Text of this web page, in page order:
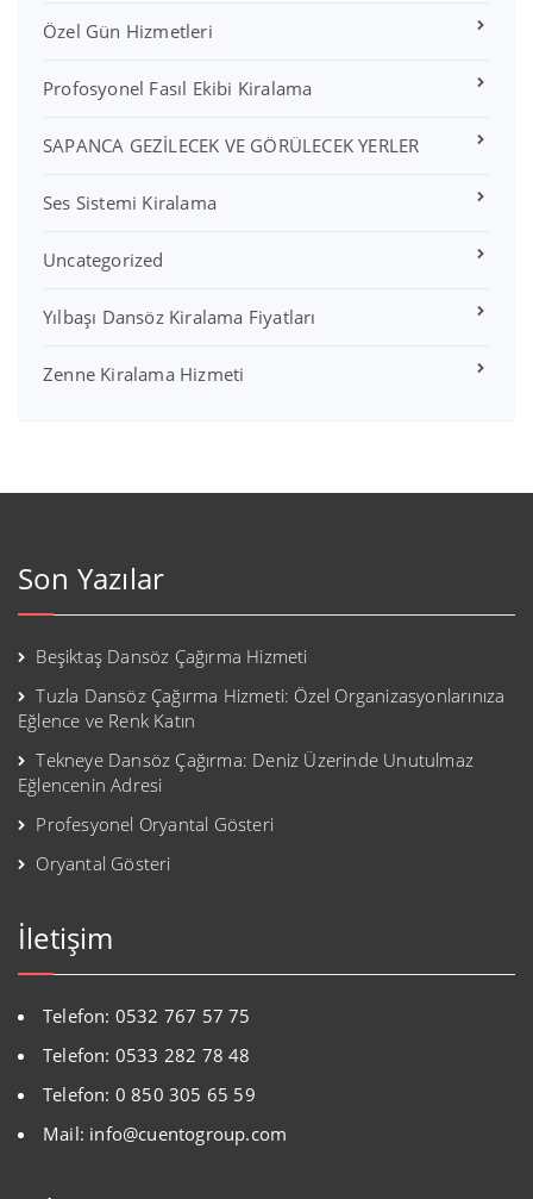
Özel Gün Hizmetleri
Profosyonel Fasıl Ekibi Kiralama
SAPANCA GEZİLECEK VE GÖRÜLECEK YERLER
Ses Sistemi Kiralama
Uncategorized
Yılbaşı Dansöz Kiralama Fiyatları
Zenne Kiralama Hizmeti
Son Yazılar
Beşiktaş Dansöz Çağırma Hizmeti
Tuzla Dansöz Çağırma Hizmeti: Özel Organizasyonlarınıza
Eğlence ve Renk Katın
Tekneye Dansöz Çağırma: Deniz Üzerinde Unutulmaz
Eğlencenin Adresi
Profesyonel Oryantal Gösteri
Oryantal Gösteri
İletişim
Telefon: 0532 767 57 75
Telefon: 0533 282 78 48
Telefon: 0 850 305 65 59
Mail: info@cuentogroup.com